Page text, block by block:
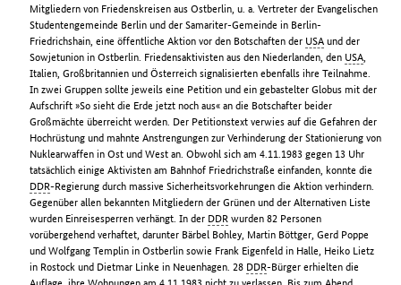
Mitgliedern von Friedenskreisen aus Ostberlin, u. a. Vertreter der Evangelischen
Studentengemeinde Berlin und der Samariter-Gemeinde in Berlin-
Friedrichshain, eine öffentliche Aktion vor den Botschaften der USA und der
Sowjetunion in Ostberlin. Friedensaktivisten aus den Niederlanden, den USA
Italien, Großbritannien und Österreich signalisierten ebenfalls ihre Teilnahme.
In zwei Gruppen sollte jeweils eine Petition und ein gebastelter Globus mit der
Aufschrift »So sieht die Erde jetzt noch aus« an die Botschafter beider
Großmächte überreicht werden. Der Petitionstext verwies auf die Gefahren der
Hochrüstung und mahnte Anstrengungen zur Verhinderung der Stationierung von
Nuklearwaffen in Ost und West an. Obwohl sich am 4.11.1983 gegen 13 Uhr
tatsächlich einige Aktivisten am Bahnhof Friedrichstraße einfanden, konnte die
DDR-Regierung durch massive Sicherheitsvorkehrungen die Aktion verhindern.
Gegenüber allen bekannten Mitgliedern der Grünen und der Alternativen Liste
wurden Einreisesperren verhängt. In der DDR wurden 82 Personen
vorübergehend verhaftet, darunter Bärbel Bohley, Martin Böttger, Gerd Poppe
und Wolfgang Templin in Ostberlin sowie Frank Eigenfeld in Halle, Heiko Lietz
in Rostock und Dietmar Linke in Neuenhagen. 28 DDR-Bürger erhielten die